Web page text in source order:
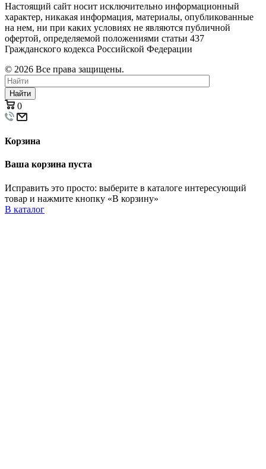
Настоящий сайт носит исключительно информационный
характер, никакая информация, материалы, опубликованные
на нем, ни при каких условиях не являются публичной
офертой, определяемой положениями статьи 437
Гражданского кодекса Российской Федерации
© 2026 Все права защищены.
Найти
0
Корзина
Ваша корзина пуста
Исправить это просто: выберите в каталоге интересующий
товар и нажмите кнопку «В корзину»
В каталог